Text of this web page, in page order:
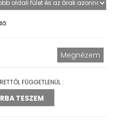
FÜGGETLENÜL :